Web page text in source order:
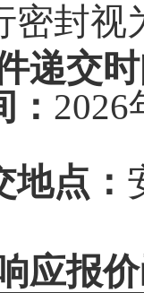
密封视
递交
2026
点：
应报